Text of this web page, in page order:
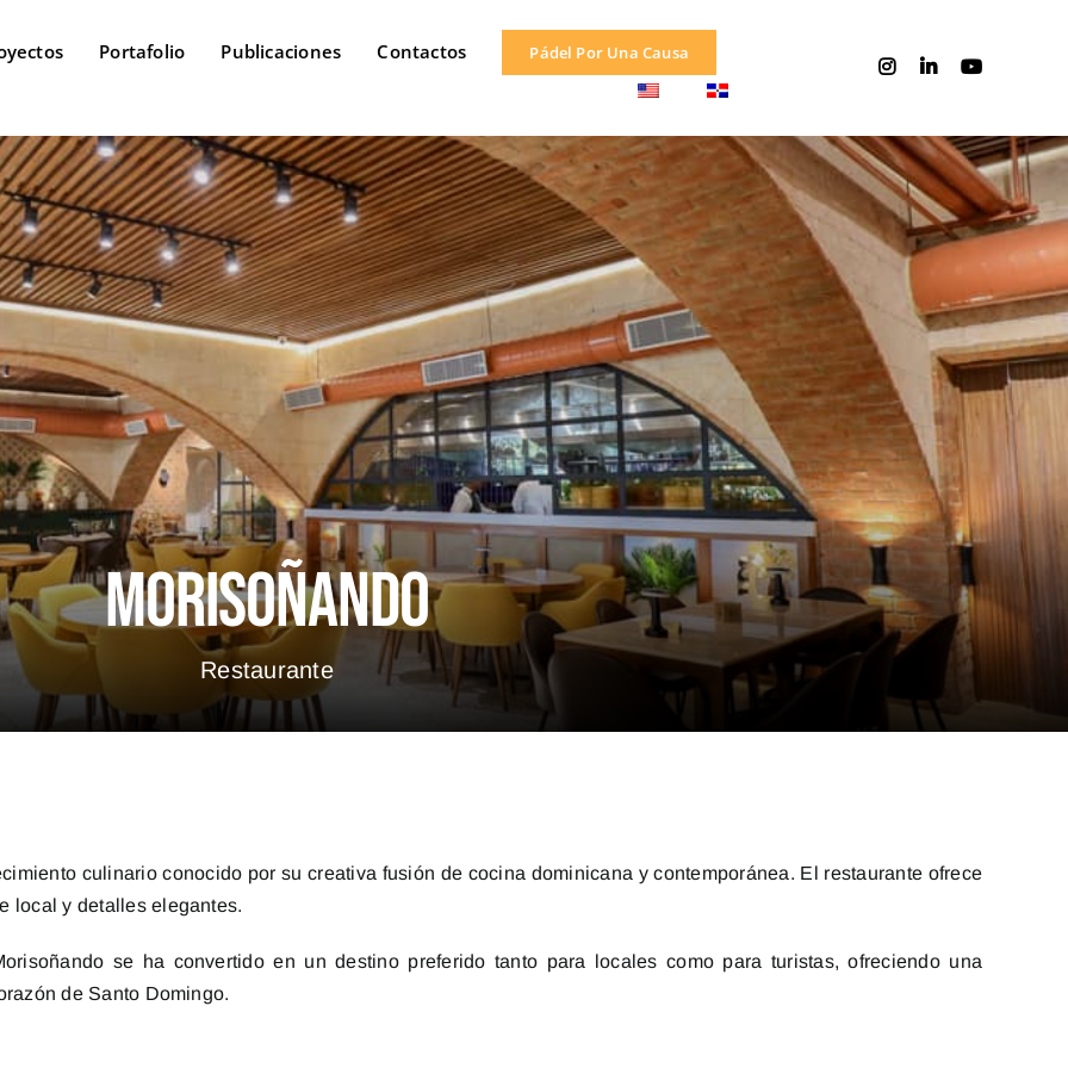
Portafolio Publicaciones Contactos Pádel Por Una Causa
Morisoñando
Restaurante
culinario conocido por su creativa fusión de cocina dominicana y contemporánea. El restaurante ofrece
local y detalles elegantes.
se ha convertido en un destino preferido tanto para locales como para turistas, ofreciendo una
de Santo Domingo.